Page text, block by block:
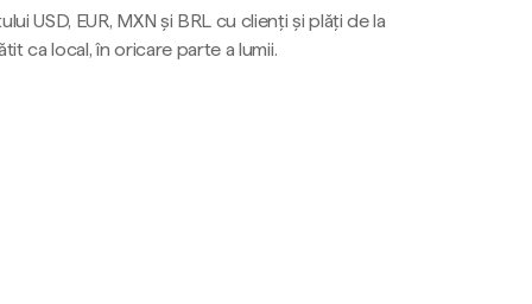
USD, EUR, MXN și BRL cu clienți și plăți de la
ca local, în oricare parte a lumii.